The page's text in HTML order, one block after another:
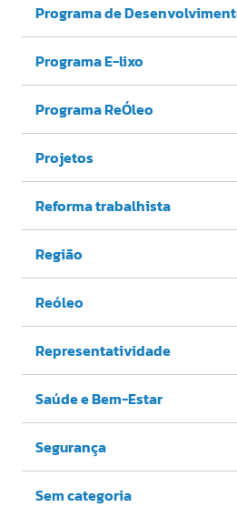
Programa de
Programa E-lixo
Programa ReÓleo
Projetos
Reforma trabalhista
Região
Reóleo
Representatividade
Saúde e Bem-Estar
Segurança
Sem categoria